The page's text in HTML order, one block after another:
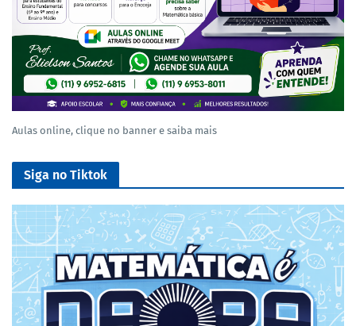
Aulas online, clique no banner e saiba mais
Siga no Tiktok